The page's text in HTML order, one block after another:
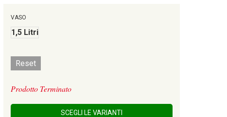
VASO
1,5 Litri
Reset
Prodotto Terminato
SCEGLI LE VARIANTI